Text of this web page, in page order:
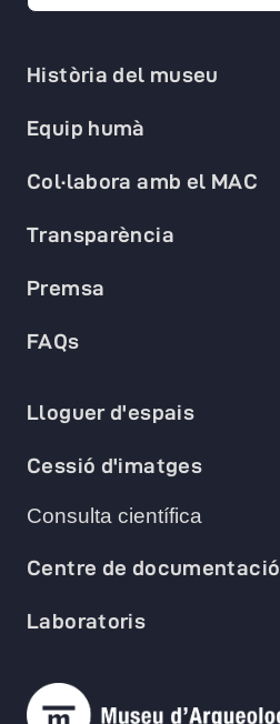
Història del museu
Equip humà
Col·labora amb el MAC
Transparència
Premsa
FAQs
Lloguer d'espais
Cessió d'imatges
Consulta científica
Centre de documentació
Laboratoris